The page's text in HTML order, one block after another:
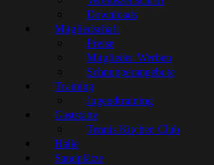
Downloads
Mitgliedschaft
Preise
Mitglieder Werben
Schnupperangebote
Training
Jugendtraining
Gaststätte
Tennis Kitchen Club
Halle
Sandplätze